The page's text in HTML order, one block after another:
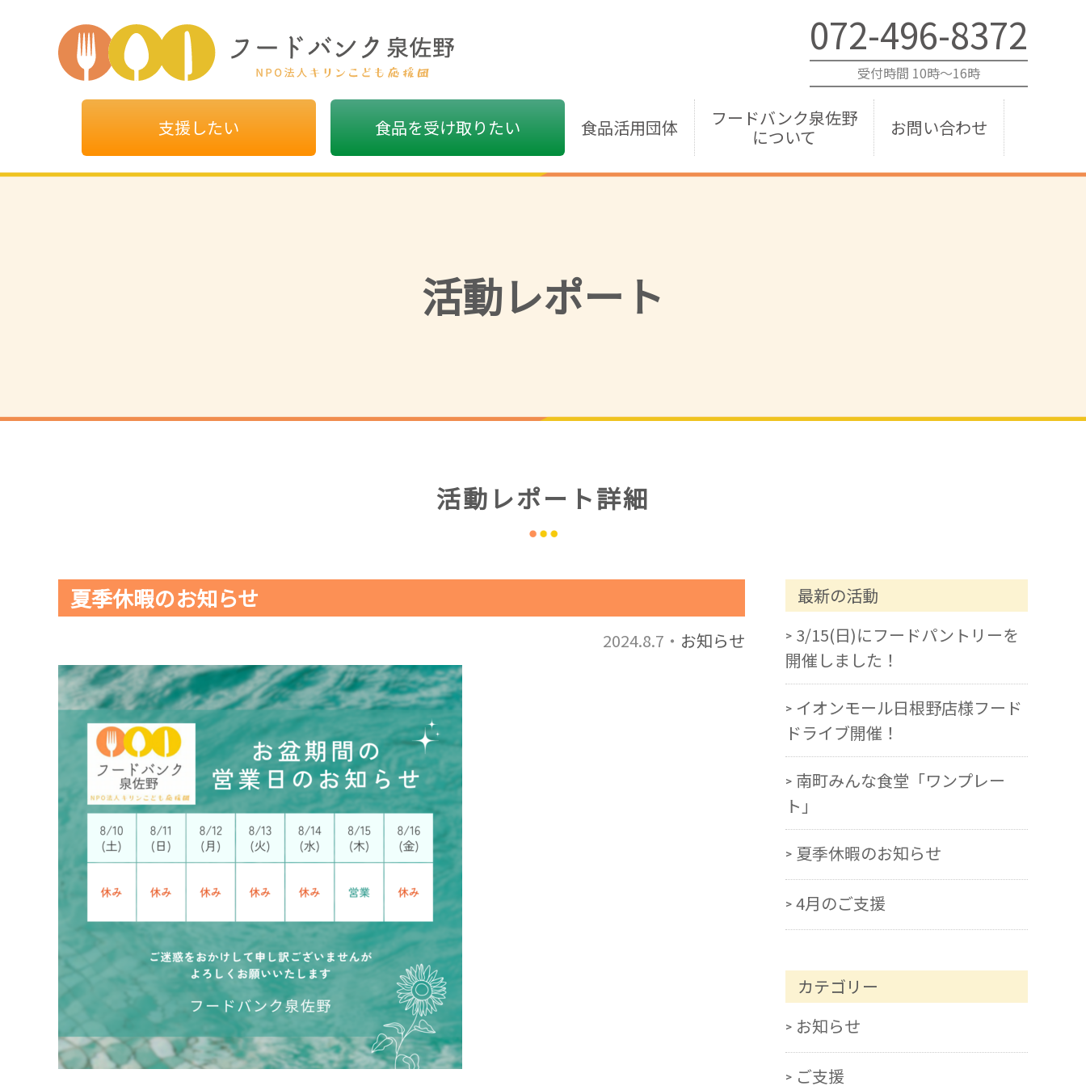
072-496-8372
受付時間 10時～16時
支援したい 食品を受け取りたい 食品活用団体
フードバンク泉佐野
について
お問い合わせ
活動レポート
活動レポート詳細
夏季休暇のお知らせ
2024.8.7・ お知らせ
最新の活動
3/15(日)にフードパントリーを
開催しました！
イオンモール日根野店様フード
ドライブ開催！
南町みんな食堂「ワンプレー
ト」
夏季休暇のお知らせ
4月のご支援
カテゴリー
お知らせ
ご支援